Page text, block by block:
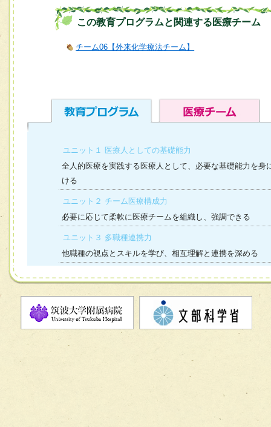
この教育プログラムと関連する医療チーム
チーム06【外来化学療法チーム】
ユニット１ 医療人としての基礎能力
全人的医療を実践する医療人として、必要な基礎能力を身
ける
ユニット２ チーム医療構成力
必要に応じて柔軟に医療チームを組織し、強調できる
ユニット３ 多職種連携力
他職種の視点とスキルを学び、相互理解と連携を深める